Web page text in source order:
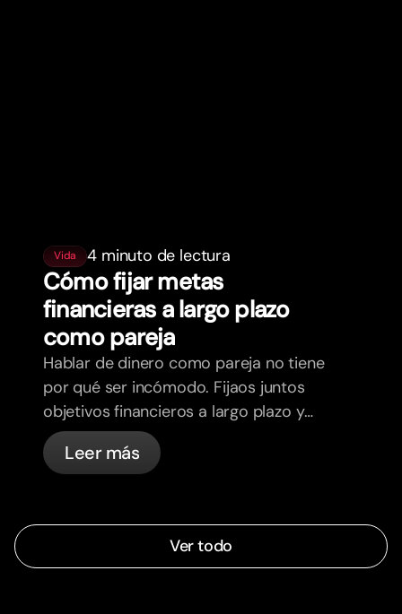
Vida 4 minuto de lectura
Cómo fijar metas
financieras a largo plazo
como pareja
Hablar de dinero como pareja no tiene
por qué ser incómodo. Fijaos juntos
objetivos financieros a largo plazo y
sentios más alineados.
Leer más
Ver todo